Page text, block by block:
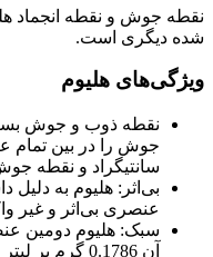
نقطه جوش و نقطه انجماد
شده دیگری است.
ویژگی‌های هلیوم
نقطه ذوب و جوش
سانتیگراد و نقطه جوش آن 268.9- درجه
عنصری بی‌اثر و غیر
سبک: هلیوم دومین
آن 0.1786 گرم بر لیتر است.